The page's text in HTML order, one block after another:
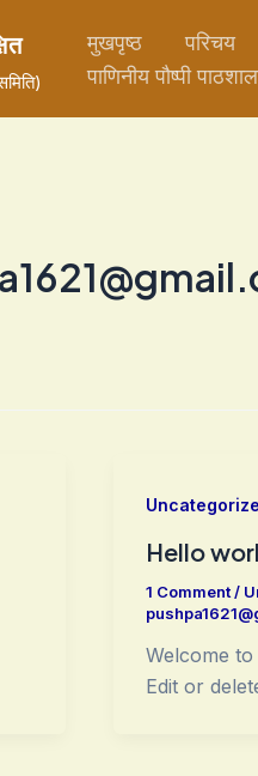
मुखपृष्ठ परिचय
पाणिनीय पौष्पी
Hello
1 Comment/
Welcome
Edit or